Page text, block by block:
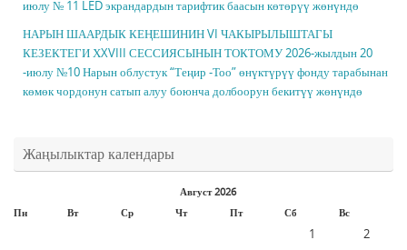
июлу № 11 LED экрандардын тарифтик баасын көтөрүү жөнүндө
НАРЫН ШААРДЫК КЕҢЕШИНИН VI ЧАКЫРЫЛЫШТАГЫ
КЕЗЕКТЕГИ ХXVIII СЕССИЯСЫНЫН ТОКТОМУ 2026-жылдын 20
-июлу №10 Нарын облустук “Теңир -Тоо” өнүктүрүү фонду тарабынан
көмөк чордонун сатып алуу боюнча долбоорун бекитүү жөнүндө
Жаңылыктар календары
Август 2026
Пн
Вт Ср Чт Пт Сб Вс
1
2